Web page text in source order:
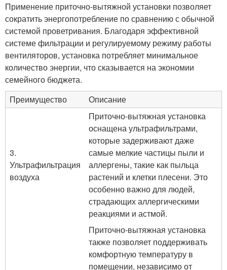
Применение приточно-вытяжной установки позволяет
сократить энергопотребление по сравнению с обычной
системой проветривания. Благодаря эффективной
системе фильтрации и регулируемому режиму работы
вентиляторов, установка потребляет минимальное
количество энергии, что сказывается на экономии
семейного бюджета.
Преимущество
Описание
3.
Ультрафильтрация
воздуха
Приточно-вытяжная установка
оснащена ультрафильтрами,
которые задерживают даже
самые мелкие частицы пыли и
аллергены, такие как пыльца
растений и клетки плесени. Это
особенно важно для людей,
страдающих аллергическими
реакциями и астмой.
Приточно-вытяжная установка
также позволяет поддерживать
комфортную температуру в
помещении, независимо от